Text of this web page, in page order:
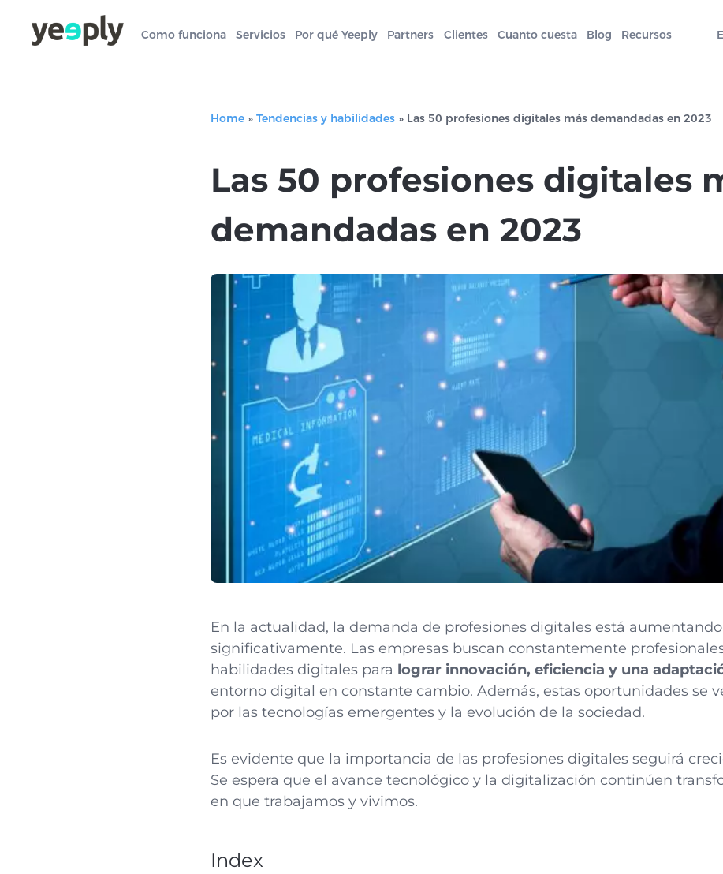
Como funciona Servicios Por qué Yeeply Partners Clientes Cuanto cuesta Blog Recursos
Home » Tendencias y habilidades » Las 50 profesiones digitales más demandadas en 2023
Las 50 profesiones digitales
demandadas en 2023
En la actualidad, la demanda de profesiones digitales está aumentando
significativamente. Las empresas buscan constantemente
habilidades digitales para lograr innovación, eficiencia y una
entorno digital en constante cambio. Además, estas oportunidades se
por las tecnologías emergentes y la evolución de la sociedad.
Es evidente que la importancia de las profesiones digitales seguirá
Se espera que el avance tecnológico y la digitalización continúen
en que trabajamos y vivimos.
Index